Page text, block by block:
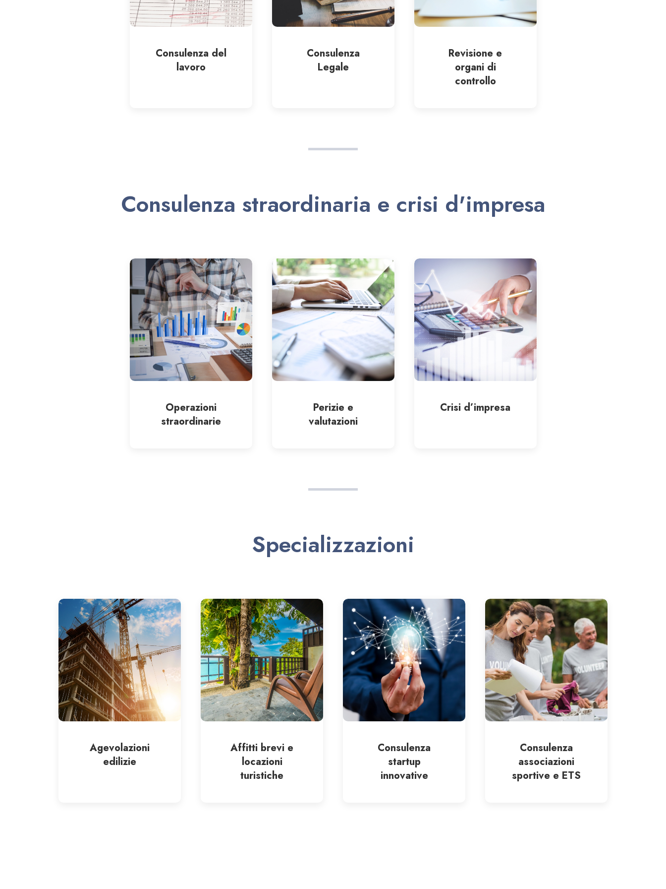
Consulenza del
lavoro
Consulenza
Legale
Revisione e
organi di
controllo
Consulenza straordinaria e crisi d'impresa
Operazioni
straordinarie
Perizie e
valutazioni
Crisi d’impresa
Specializzazioni
Agevolazioni
edilizie
Affitti brevi e
locazioni
turistiche
Consulenza
startup
innovative
Consulenza
associazioni
sportive e ETS